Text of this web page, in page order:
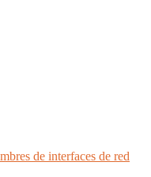
de interfaces de red